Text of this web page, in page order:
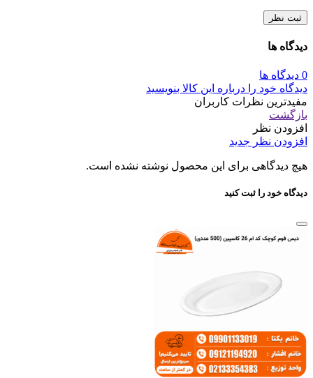
ثبت نظر
دیدگاه ها
0 دیدگاه ها
دیدگاه خود را درباره این کالا بنویسید
مفیدترین نظرات کاربران
بازگشت
افزودن نظر
افزودن نظر جدید
هیچ دیدگاهی برای این محصول نوشته نشده است.
دیدگاه خود را ثبت کنید